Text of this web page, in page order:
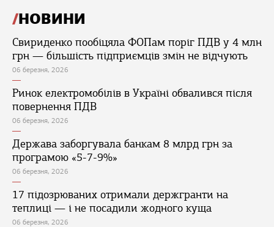
НОВИНИ
Свириденко пообіцяла ФОПам поріг ПДВ у 4 млн
грн — більшість підприємців змін не відчують
06 березня, 2026
Ринок електромобілів в Україні обвалився після
повернення ПДВ
06 березня, 2026
Держава заборгувала банкам 8 млрд грн за
програмою «5-7-9%»
06 березня, 2026
17 підозрюваних отримали держгранти на
теплиці — і не посадили жодного куща
06 березня, 2026